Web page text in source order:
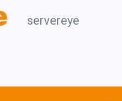
servereye